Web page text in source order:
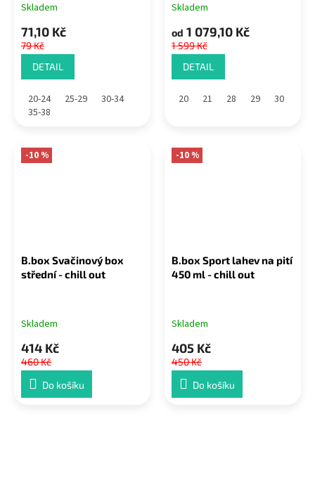
Skladem
71,10 Kč
79 Kč
DETAIL
20-24 25-29
30-34
35-38
Skladem
od 1 079,10 Kč
1 599 Kč
DETAIL
20 21 28 29 30
-10 %
B.box Svačinový box
střední - chill out
Skladem
414 Kč
460 Kč
Do košíku
-10 %
B.box Sport lahev na pití
450 ml - chill out
Skladem
405 Kč
450 Kč
Do košíku